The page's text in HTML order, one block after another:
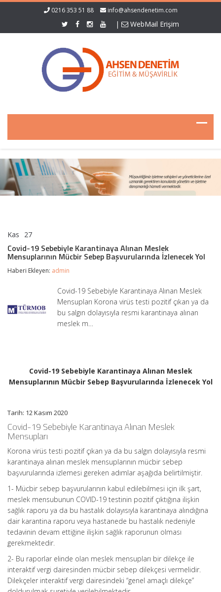
0216 353 51 88 info@ahsendenetim.com
| WebMail Erişim
Kas 27
Sebebiyle
Karantinaya
Alınan
Mücbir
Sebep
Başvurularında
Covid-19 Sebebiyle Karantinaya Alınan Meslek
Mensuplarının Mücbir Sebep Başvurularında İzlenecek Yol
Haberi Ekleyen: admin
Covid-19 Sebebiyle Karantinaya Alınan Meslek
Mensupları Korona virüs testi pozitif çıkan ya da
bu salgın dolayısıyla resmi karantinaya alınan
meslek m…
Covid-19 Sebebiyle Karantinaya Alınan Meslek
Mensuplarının Mücbir Sebep Başvurularında İzlenecek Yol
Tarih: 12 Kasım 2020
Covid-19 Sebebiyle Karantinaya Alınan Meslek
Mensupları
Korona virüs testi pozitif çıkan ya da bu salgın dolayısıyla resmi
karantinaya alınan meslek mensuplarının mücbir sebep
başvurularında izlemesi gereken adımlar aşağıda belirtilmiştir.
1- Mücbir sebep başvurularının kabul edilebilmesi için ilk şart,
meslek mensubunun COVID-19 testinin pozitif çıktığına ilişkin
sağlık raporu ya da bu hastalık dolayısıyla karantinaya alındığına
dair karantina raporu veya hastanede bu hastalık nedeniyle
tedavinin devam ettiğine ilişkin sağlık raporunun olması
gerekmektedir.
2- Bu raporlar elinde olan meslek mensupları bir dilekçe ile
interaktif vergi dairesinden mücbir sebep dilekçesi vermelidir.
Dilekçeler interaktif vergi dairesindeki “genel amaçlı dilekçe”